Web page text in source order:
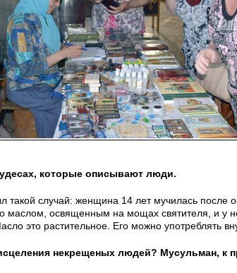
которые описывают люди.
такой случай: женщина 14 лет мучилась
маслом, освященным на мощах святителя, и у
это растительное. Его можно употреблять
некрещеных людей? Мусульман, к